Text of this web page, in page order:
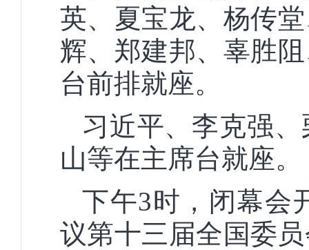
英、夏宝龙、杨传
辉、郑建邦、辜胜
台前排就座。
习近平、李克强
山等在主席台就座。
下午3时，闭幕会
议第十三届全国委